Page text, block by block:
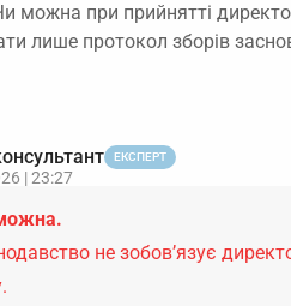
можна при прийнятті
лише протокол зборів
ЕКСПЕРТ
| 23:27
не зобов’язує